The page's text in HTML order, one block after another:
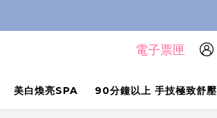
電子票匣
美白煥亮SPA 90分鐘以上 手技極致舒壓